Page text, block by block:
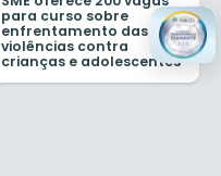
para curso sobre
enfrentamento das
violências contra
crianças e adolescentes